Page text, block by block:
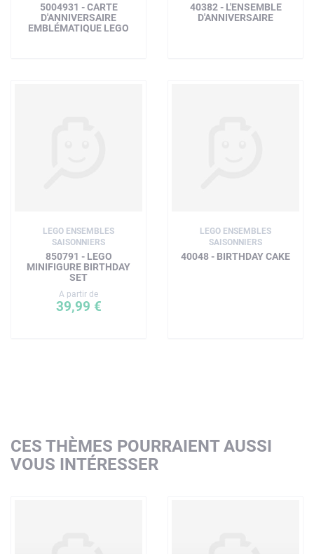
5004931 - CARTE
D'ANNIVERSAIRE
EMBLÉMATIQUE LEGO
40382 - L'ENSEMBLE
D'ANNIVERSAIRE
LEGO ENSEMBLES
SAISONNIERS
850791 - LEGO
MINIFIGURE BIRTHDAY
SET
A partir de
39,99 €
LEGO ENSEMBLES
SAISONNIERS
40048 - BIRTHDAY CAKE
CES THÈMES POURRAIENT AUSSI
VOUS INTÉRESSER